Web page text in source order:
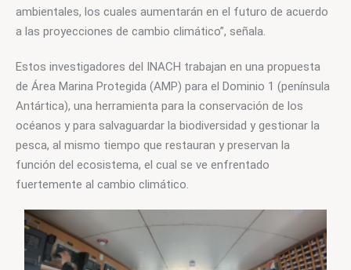
ambientales, los cuales aumentarán en el futuro de acuerdo
a las proyecciones de cambio climático”, señala.
Estos investigadores del INACH trabajan en una propuesta
de Área Marina Protegida (AMP) para el Dominio 1 (península
Antártica), una herramienta para la conservación de los
océanos y para salvaguardar la biodiversidad y gestionar la
pesca, al mismo tiempo que restauran y preservan la
función del ecosistema, el cual se ve enfrentado
fuertemente al cambio climático.